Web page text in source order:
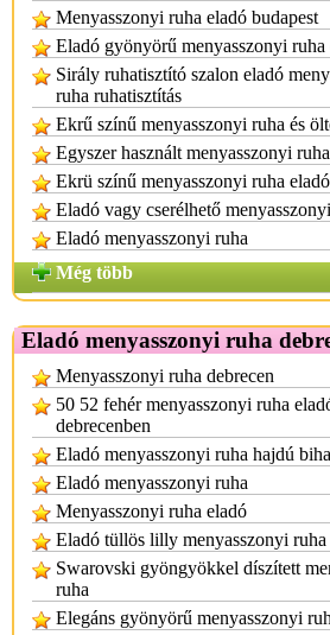
Menyasszonyi ruha eladó budapest
Eladó gyönyörű menyasszonyi ruha
Sirály ruhatisztító szalon eladó
ruha ruhatisztítás
Ekrű színű menyasszonyi ruha és
Egyszer használt menyasszonyi
Ekrü színű menyasszonyi ruha eladó
Eladó vagy cserélhető
Eladó menyasszonyi ruha
Még több
Eladó menyasszonyi ruha
Menyasszonyi ruha debrecen
50 52 fehér menyasszonyi ruha
debrecenben
Eladó menyasszonyi ruha hajdú
Eladó menyasszonyi ruha
Menyasszonyi ruha eladó
Eladó tüllös lilly menyasszonyi ruha
Swarovski gyöngyökkel díszített
ruha
Elegáns gyönyörű menyasszonyi